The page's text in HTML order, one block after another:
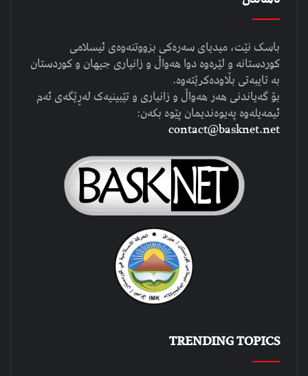
باسک نێت، میدیای سەرەکی بزووتنەوەی ئیسلامی
کوردستانە و لێرەوە دوا هەواڵ و زانیاری جیهان و کوردستان
بە تایبەتی بڵاودەکرێتەوە.
بۆ گەیاندنی هەر هەواڵ و زانیاری و تێبینیەک لەڕێگەی ئەم
ئیمەیلەوە پەیوەندیمان پێوە بکەن:
contact@basknet.net
TRENDING TOPICS